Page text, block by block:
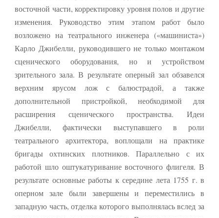
восточной части, корректировку уровня полов и другие
изменения. Руководство этим этапом работ было
возложено на театрального инженера («машиниста»)
Карло Джибелли, руководившего не только монтажом
сценического оборудования, но и устройством
зрительного зала. В результате оперный зал обзавелся
верхним ярусом лож с балюстрадой, а также
дополнительной пристройкой, необходимой для
расширения сценического пространства. Идеи
Джибелли, фактически выступавшего в роли
театрального архитектора, воплощали на практике
бригады охтинских плотников. Параллельно с их
работой шло оштукатуривание восточного флигеля. В
результате основные работы к середине лета 1755 г. в
оперном зале были завершены и переместились в
западную часть, отделка которого выполнялась вслед за